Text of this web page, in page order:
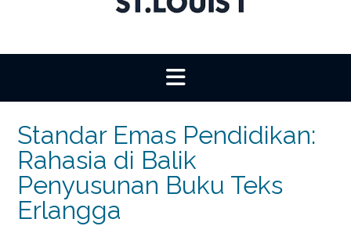
Standar Emas Pendidikan:
Rahasia di Balik
Penyusunan Buku Teks
Erlangga